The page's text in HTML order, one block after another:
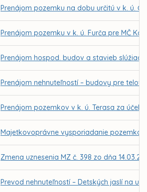
Prenájom pozemku na dobu určitú v k. ú.
Prenájom pozemku v k. ú. Furča pre MČ
Prenájom hospod. budov a stavieb
Prenájom nehnuteľností – budovy pre
Prenájom pozemkov v k. ú. Terasa za
Majetkovoprávne vysporiadanie
Zmena uznesenia MZ č. 398 zo dňa
Prevod nehnuteľností – Detských jaslí na